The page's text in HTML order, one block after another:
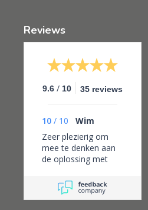
Reviews
9.6 / 10 35 reviews
10 / 10
Wim
Zeer plezierig om
mee te denken aan
de oplossing met
vouwgordijn voor
onze pui. Plaatsing
echt vakmanschap,